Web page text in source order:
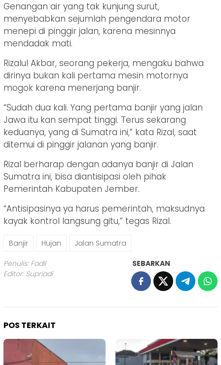
Genangan air yang tak kunjung surut,
menyebabkan sejumlah pengendara motor
menepi di pinggir jalan, karena mesinnya
mendadak mati.
Rizalul Akbar, seorang pekerja, mengaku bahwa
dirinya bukan kali pertama mesin motornya
mogok karena menerjang banjir.
“Sudah dua kali. Yang pertama banjir yang jalan
Jawa itu kan sempat tinggi. Terus sekarang
keduanya, yang di Sumatra ini,” kata Rizal, saat
ditemui di pinggir jalanan yang banjir.
Rizal berharap dengan adanya banjir di Jalan
Sumatra ini, bisa diantisipasi oleh pihak
Pemerintah Kabupaten Jember.
“Antisipasinya ya harus pemerintah, maksudnya
kayak kontrol langsung gitu,” tegas Rizal.
Banjir Hujan Jalan Sumatra
Penulis: Fadli
Editor: Supriadi
SEBARKAN
POS TERKAIT